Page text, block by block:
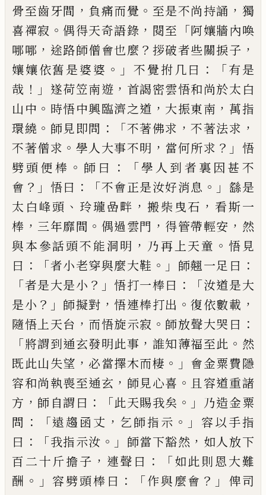
骨至齒牙間 ， 負痛而覺 。 至是不尚持誦 ， 獨
喜禪寂 。偶得天奇語錄 ， 閱至 「阿孃牆內喚
哪哪 ， 途路師僧會也麼 ？ 拶破者些關捩子 ，
孃孃依舊是婆婆 。」不覺拊几曰 ：「有是
哉 ！」 遂荷笠南遊 ， 首謁密雲悟和尚於太白
山中 。 時悟中興臨濟之道 ， 大振東南 ， 萬指
環繞 。 師見即問 ：「不著佛求 ，不著法求 ，
不著僧求 。 學人大事不明 ， 當何所求 ？」 悟
劈頭便棒 。 師曰 ：「學人到者裏因 甚不
會 ？」 悟曰 ：「不會正是汝好消息 。」 繇是
太白峰頭 、 玲瓏嵒畔 ， 搬柴曳石 ， 看斯一
棒 ， 三年靡間 。 偶過雲門 ， 得管帶輕安 ， 然
與本參話頭不能洞明 ， 乃再上天童 。 悟 見
曰 ：「者小老穿與麼大鞋 。」 師翹一足曰 ：
「者是大是小 ？」悟打一棒曰 ：「汝道是大
是小 ？」 師擬對 ，悟連棒打出 。復依數載 ，
隨悟上天台 ， 而悟旋示寂 。 師放聲大哭曰 ：
「將謂到通玄發明此事 ， 誰知薄福至此 。 然
既此山失望 ， 必當擇木而棲 。」 會金粟費隱
容和尚執喪至通玄 ， 師見心喜 。 且容道重諸
方 ， 師自謂曰 ：「此天賜我矣 。」 乃造金粟
問 ：「遠趨函丈 ， 乞師指示 。」 容以手指
曰 ：「我指示汝 。」 師當下豁然 ， 如人放下
百二十斤擔子 ， 連聲曰 ：「如此則恩大難
酬 。」 容劈頭棒曰 ：「作與麼會 ？」 俾司